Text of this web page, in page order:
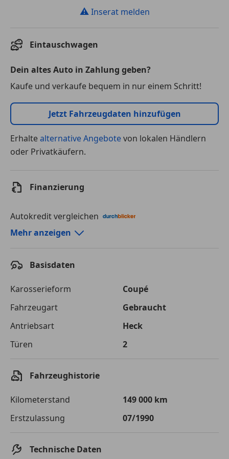
⚠ Inserat melden
Eintauschwagen
Dein altes Auto in Zahlung geben?
Kaufe und verkaufe bequem in nur einem Schritt!
Jetzt Fahrzeugdaten hinzufügen
Erhaltealternative Angebotevon lokalen Händlern
oder Privatkäufern.
Finanzierung
Autokredit vergleichen
Autokredit-Rechner von durchblicker.at
Laufzeit
120 Monate
Kreditbetrag
€ 38 500,-
Zu zahlender
€ 54 239,-
Einberechnete Gebühren
Effektivzinsatz
7,50 %
Sollzinssatz
7,25 %
Monatliche Rate
Mehr anzeigen
Basisdaten
Karosserieform
Coupé
Fahrzeugart
Gebraucht
Antriebsart
Heck
Türen
2
Fahrzeughistorie
Kilometerstand
149 000 km
Erstzulassung
07/1990
Technische Daten